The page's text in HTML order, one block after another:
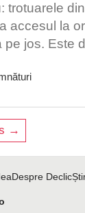
trotuarele
accesul la
jos. Este
prin
locala si
→
Despre Declic